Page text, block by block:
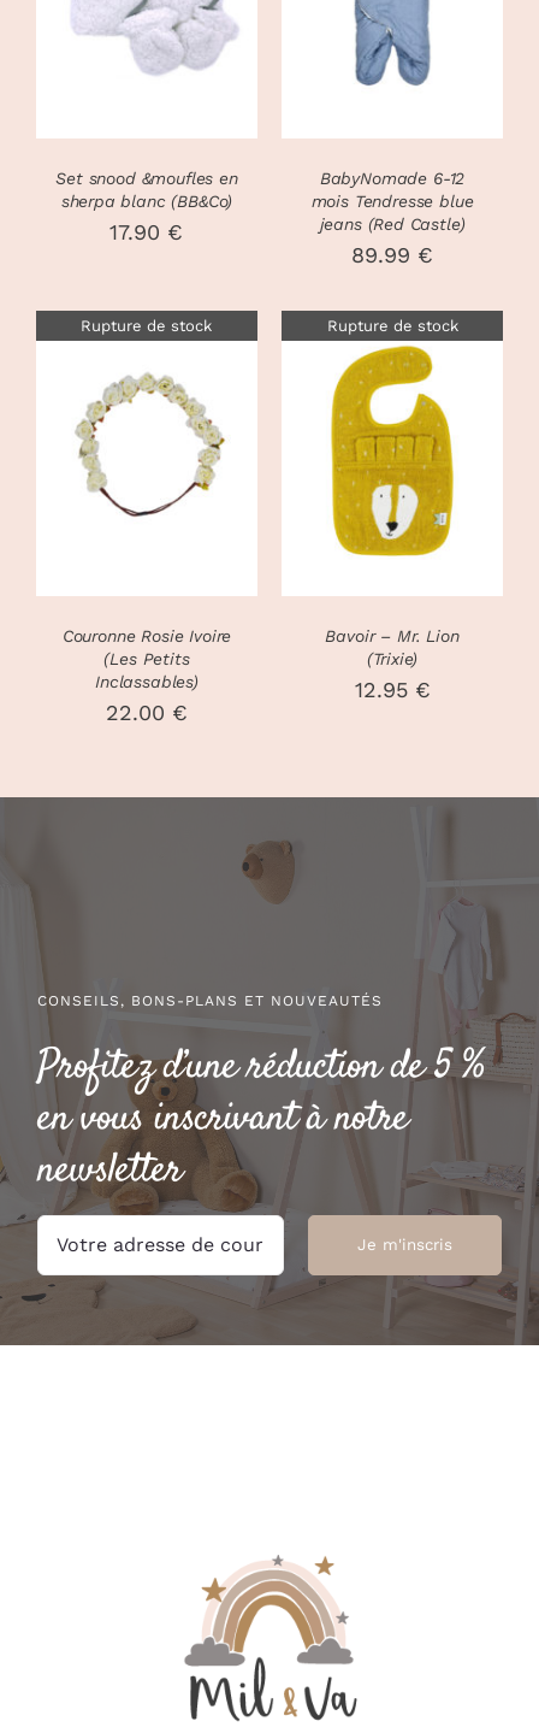
PRODUIT
A
PLUSIEURS
PEUVENT
ÊTRE
CHOISIES
DU
DÉTAILS
Set snood &moufles en
sherpa blanc (BB&Co)
17.90 €
BabyNomade 6-12
mois Tendresse blue
jeans (Red Castle)
89.99 €
Rupture de stock
Couronne Rosie Ivoire
(Les Petits
Inclassables)
22.00 €
Rupture de stock
DÉTAILS
Bavoir – Mr. Lion
(Trixie)
12.95 €
CONSEILS, BONS-PLANS ET NOUVEAUTÉS
Profitez d’une réduction de 5 %
en vous inscrivant à notre
newsletter